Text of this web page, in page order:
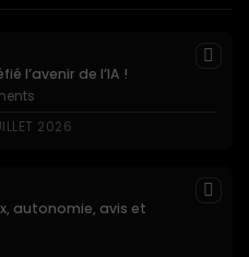
l’avenir de l’IA !
2026
autonomie, avis et